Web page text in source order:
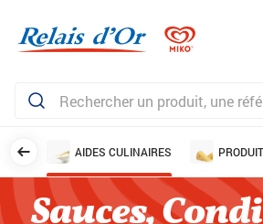
AIDES CULINAIRES
Sauces,